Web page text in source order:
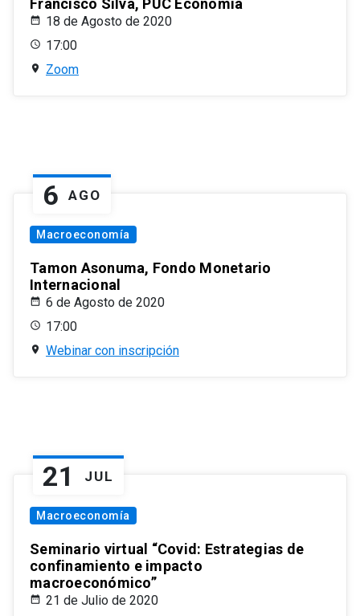
Francisco Silva, PUC Economía
18 de Agosto de 2020
17:00
Zoom
6 AGO
Macroeconomía
Tamon Asonuma, Fondo Monetario
Internacional
6 de Agosto de 2020
17:00
Webinar con inscripción
21 JUL
Macroeconomía
Seminario virtual “Covid: Estrategias de
confinamiento e impacto
macroeconómico”
21 de Julio de 2020